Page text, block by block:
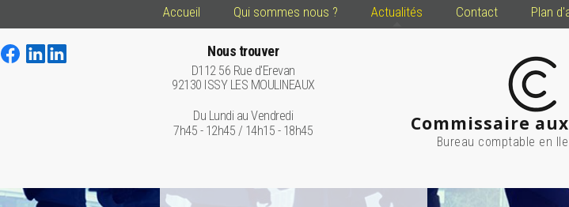
Accueil Qui sommes nous ? Actualités Contact Plan
Commissaire
Bureau comptable en
Nous trouver
D112 56 Rue d'Erevan
92130 ISSY LES MOULINEAUX
Du Lundi au Vendredi
7h45 - 12h45 / 14h15 - 18h45